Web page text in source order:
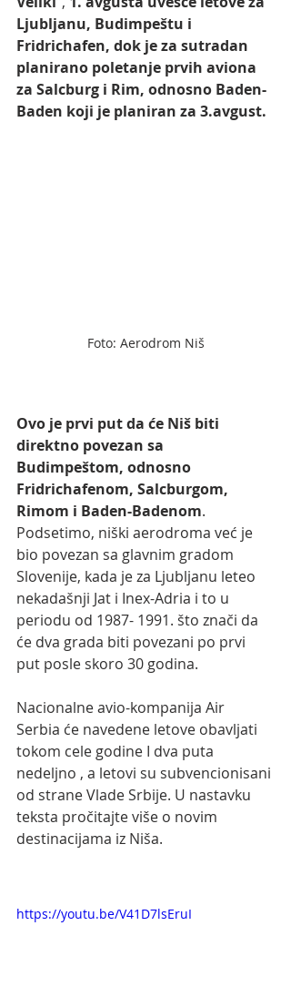
Ljubljanu, Budimpeštu i
Fridrichafen, dok je za sutradan
planirano poletanje prvih aviona
za Salcburg i Rim, odnosno Baden-
Baden koji je planiran za 3.avgust.
Foto: Aerodrom Niš
Ovo je prvi put da će Niš biti
direktno povezan sa
Budimpeštom, odnosno
Fridrichafenom, Salcburgom,
Rimom i Baden-Badenom.
Podsetimo, niški aerodroma već je
bio povezan sa glavnim gradom
Slovenije, kada je za Ljubljanu leteo
nekadašnji Jat i Inex-Adria i to u
periodu od 1987- 1991. što znači da
će dva grada biti povezani po prvi
put posle skoro 30 godina.
Nacionalne avio-kompanija Air
Serbia će navedene letove obavljati
tokom cele godine I dva puta
nedeljno , a letovi su subvencionisani
od strane Vlade Srbije. U nastavku
teksta pročitajte više o novim
destinacijama iz Niša.
https://youtu.be/V41D7lsEruI